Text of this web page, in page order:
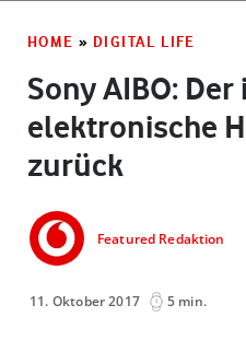
HOME » DIGITAL LIFE
Sony AIBO:
elektronische
zurück
Featured Redaktion
11. Oktober 2017 5 min.